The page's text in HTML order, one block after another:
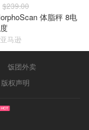
$239.00
体脂秤 8电
马逊
饭团外卖
版权声明